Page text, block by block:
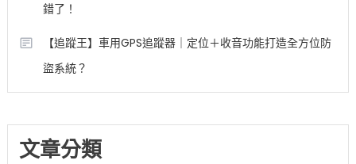
錯了！
【追蹤王】車用GPS追蹤器｜定位＋收音功能打造全方位防
盜系統？
文章分類